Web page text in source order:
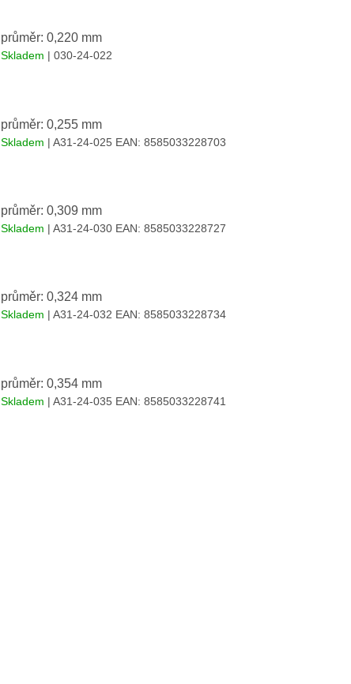
průměr: 0,220 mm
Skladem | 030-24-022
průměr: 0,255 mm
Skladem | A31-24-025 EAN: 8585033228703
průměr: 0,309 mm
Skladem | A31-24-030 EAN: 8585033228727
průměr: 0,324 mm
Skladem | A31-24-032 EAN: 8585033228734
průměr: 0,354 mm
Skladem | A31-24-035 EAN: 8585033228741